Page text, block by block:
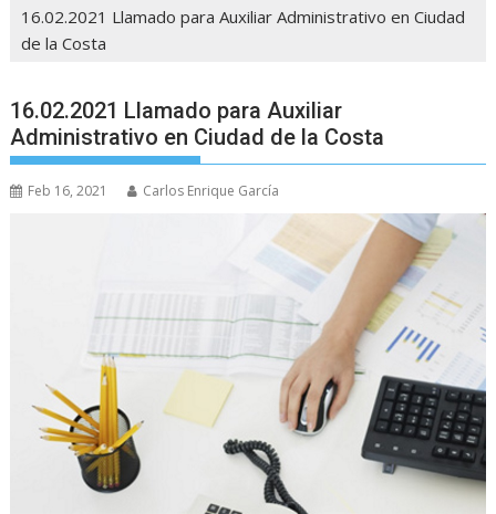
16.02.2021 Llamado para Auxiliar Administrativo en Ciudad
de la Costa
16.02.2021 Llamado para Auxiliar
Administrativo en Ciudad de la Costa
Feb 16, 2021 Carlos Enrique García